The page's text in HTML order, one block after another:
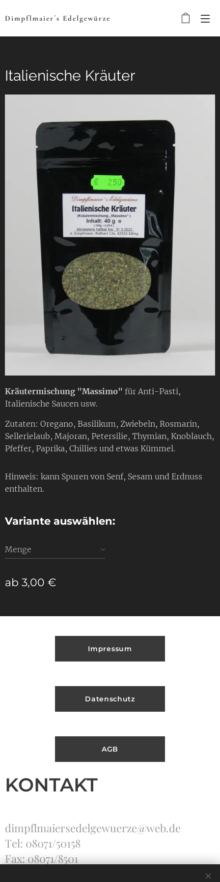
Dimpflmaier´s Edelgewürze
Italienische Kräuter
Kräutermischung "Massimo" für Anti-Pasti,
Italienische Saucen usw.
Zutaten: Oregano, Basilikum, Zwiebeln, Rosmarin,
Sellerielaub, Majoran, Petersilie, Thymian, Knoblauch,
Pfeffer, Paprika, Chillies und etwas Kümmel.
Hinweis: kann Spuren von Senf, Sesam und Erdnuss
enthalten.
Variante auswählen:
Menge
ab 3,00 €
Impressum
Datenschutz
AGB
KONTAKT
dimpflmaiersedelgewuerze@web.de
Tel: 08071/50158
Fax: 08071/8501